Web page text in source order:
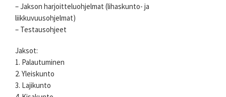
– Jakson harjoitteluohjelmat (lihaskunto- ja
liikkuvuusohjelmat)
– Testausohjeet
Jaksot:
1. Palautuminen
2. Yleiskunto
3. Lajikunto